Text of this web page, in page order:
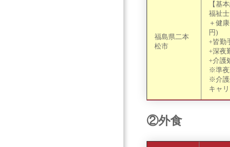
福島県二本
松市
【基
福祉
＋健
円)
+皆勤
+深夜
+介護
※準夜
※介護
キャ
②外食